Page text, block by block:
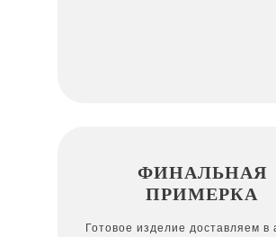
Готовое изделие доставляем в
ФИНАЛЬНАЯ
ПРИМЕРКА